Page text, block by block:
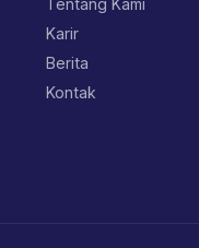
Tentang Kami
Karir
Berita
Kontak